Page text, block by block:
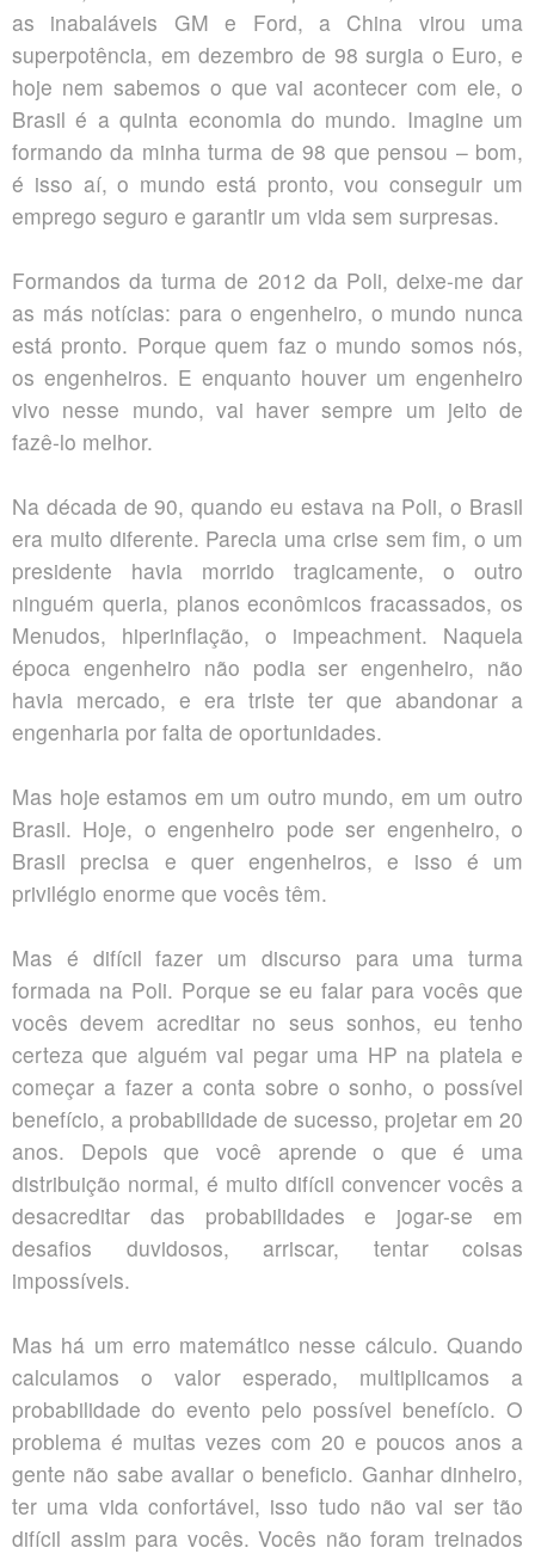
as inabaláveis GM e Ford, a China virou uma
superpotência, em dezembro de 98 surgia o Euro, e
hoje nem sabemos o que vai acontecer com ele, o
Brasil é a quinta economia do mundo. Imagine um
formando da minha turma de 98 que pensou – bom,
é isso aí, o mundo está pronto, vou conseguir um
emprego seguro e garantir um vida sem surpresas.
Formandos da turma de 2012 da Poli, deixe-me dar
as más notícias: para o engenheiro, o mundo nunca
está pronto. Porque quem faz o mundo somos nós,
os engenheiros. E enquanto houver um engenheiro
vivo nesse mundo, vai haver sempre um jeito de
fazê-lo melhor.
Na década de 90, quando eu estava na Poli, o Brasil
era muito diferente. Parecia uma crise sem fim, o um
presidente havia morrido tragicamente, o outro
ninguém queria, planos econômicos fracassados, os
Menudos, hiperinflação, o impeachment. Naquela
época engenheiro não podia ser engenheiro, não
havia mercado, e era triste ter que abandonar a
engenharia por falta de oportunidades.
Mas hoje estamos em um outro mundo, em um outro
Brasil. Hoje, o engenheiro pode ser engenheiro, o
Brasil precisa e quer engenheiros, e isso é um
privilégio enorme que vocês têm.
Mas é difícil fazer um discurso para uma turma
formada na Poli. Porque se eu falar para vocês que
vocês devem acreditar no seus sonhos, eu tenho
certeza que alguém vai pegar uma HP na plateia e
começar a fazer a conta sobre o sonho, o possível
benefício, a probabilidade de sucesso, projetar em 20
anos. Depois que você aprende o que é uma
distribuição normal, é muito difícil convencer vocês a
desacreditar das probabilidades e jogar-se em
desafios duvidosos, arriscar, tentar coisas
impossíveis.
Mas há um erro matemático nesse cálculo. Quando
calculamos o valor esperado, multiplicamos a
probabilidade do evento pelo possível benefício. O
problema é muitas vezes com 20 e poucos anos a
gente não sabe avaliar o beneficio. Ganhar dinheiro,
ter uma vida confortável, isso tudo não vai ser tão
difícil assim para vocês. Vocês não foram treinados